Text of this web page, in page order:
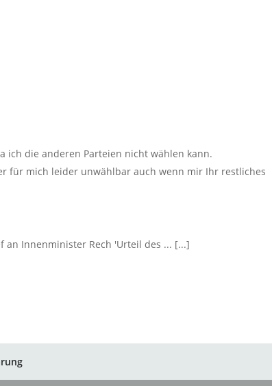
ich die anderen Parteien nicht wählen kann.
für mich leider unwählbar auch wenn mir Ihr restliches
an Innenminister Rech 'Urteil des ... [...]